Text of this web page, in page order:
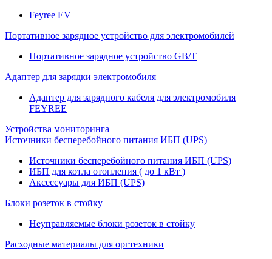
Feyree EV
Портативное зарядное устройство для электромобилей
Портативное зарядное устройство GB/T
Адаптер для зарядки электромобиля
Адаптер для зарядного кабеля для электромобиля
FEYREE
Устройства мониторинга
Источники бесперебойного питания ИБП (UPS)
Источники бесперебойного питания ИБП (UPS)
ИБП для котла отопления ( до 1 кВт )
Аксессуары для ИБП (UPS)
Блоки розеток в стойку
Неуправляемые блоки розеток в стойку
Расходные материалы для оргтехники